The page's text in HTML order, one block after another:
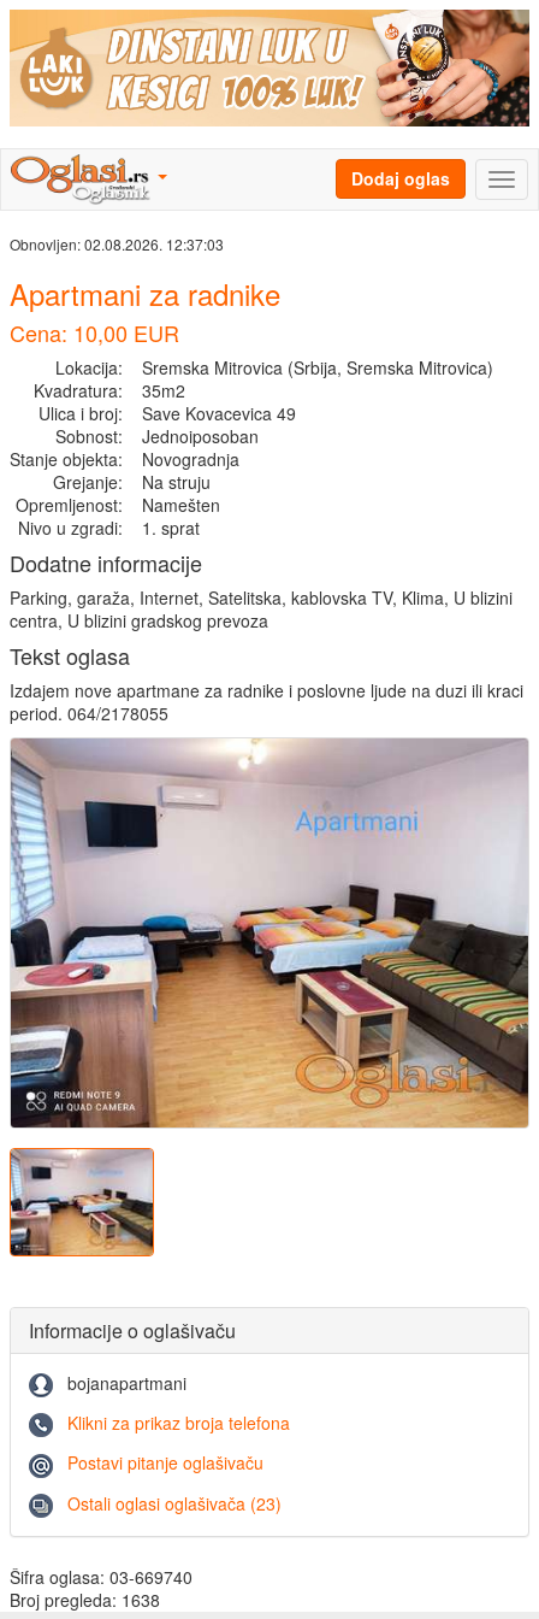
Dodaj oglas
Obnovljen:02.08.2026. 12:37:03
Apartmani za radnike
Cena: 10,00 EUR
Lokacija:
Sremska Mitrovica (Srbija, Sremska Mitrovica)
Kvadratura:
35m2
Ulica i broj:
Save Kovacevica 49
Sobnost:
Jednoiposoban
Stanje objekta:
Novogradnja
Grejanje:
Na struju
Opremljenost:
Namešten
Nivo u zgradi:
1. sprat
Dodatne informacije
Parking, garaža, Internet, Satelitska, kablovska TV, Klima, U blizini
centra, U blizini gradskog prevoza
Tekst oglasa
Izdajem nove apartmane za radnike i poslovne ljude na duzi ili kraci
period. 064/2178055
Informacije o oglašivaču
bojanapartmani
Klikni za prikaz broja telefona
Postavi pitanje oglašivaču
Ostali oglasi oglašivača (23)
Šifra oglasa: 03-669740
Broj pregleda: 1638